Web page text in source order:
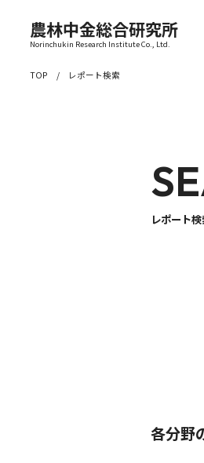
農林中金総合研究所
Norinchukin Research Institute Co., Ltd.
TOP レポート検索
レポート
各分野